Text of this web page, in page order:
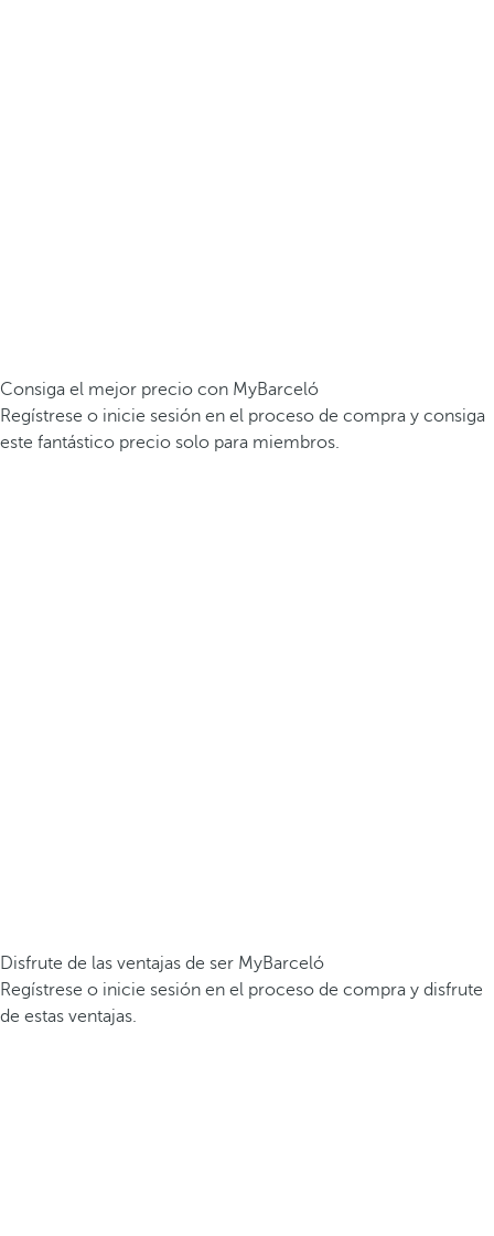
Consiga el mejor precio con MyBarceló
Regístrese o inicie sesión en el proceso de compra y consiga
este fantástico precio solo para miembros.
Disfrute de las ventajas de ser MyBarceló
Regístrese o inicie sesión en el proceso de compra y disfrute
de estas ventajas.